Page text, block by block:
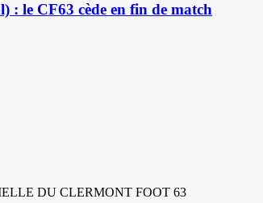
: le CF63 cède en fin de match
DU CLERMONT FOOT 63